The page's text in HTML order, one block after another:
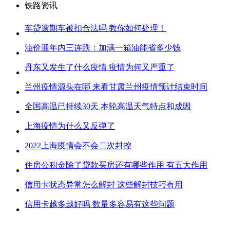
铁路资讯
车贷逾期车被扣合法吗 教你如何处理！
油价迎年内三连跌：加满一箱油能省多少钱
丹东又发生了什么疫情 疫情为何又严重了
兰州疫情源头在哪 来看甘肃兰州疫情预计结束时间
全国高温已持续30天 本轮高温天气特点和成因
上海疫情为什么又反弹了
2022上海疫情会不会二次封控
住房公积金除了贷款买房还有哪些作用 有五大作用
信用卡状态异常怎么解封 这些解封技巧有用
信用卡越多越好吗 数量多容易有这些问题